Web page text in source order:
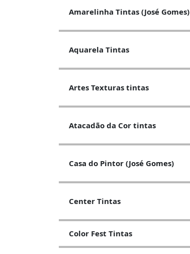
Amarelinha Tintas (José Gomes)
Aquarela Tintas
Artes Texturas tintas
Atacadão da Cor tintas
Casa do Pintor (José Gomes)
Center Tintas
Color Fest Tintas